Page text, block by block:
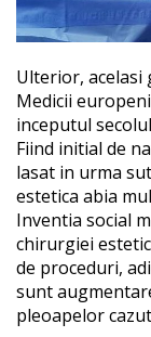
Ulterior, acelasi
Medicii
inceputul
Fiind initial de
lasat in urma
estetica abia
Inventia social
chirurgiei
de proceduri,
sunt
pleoapelor